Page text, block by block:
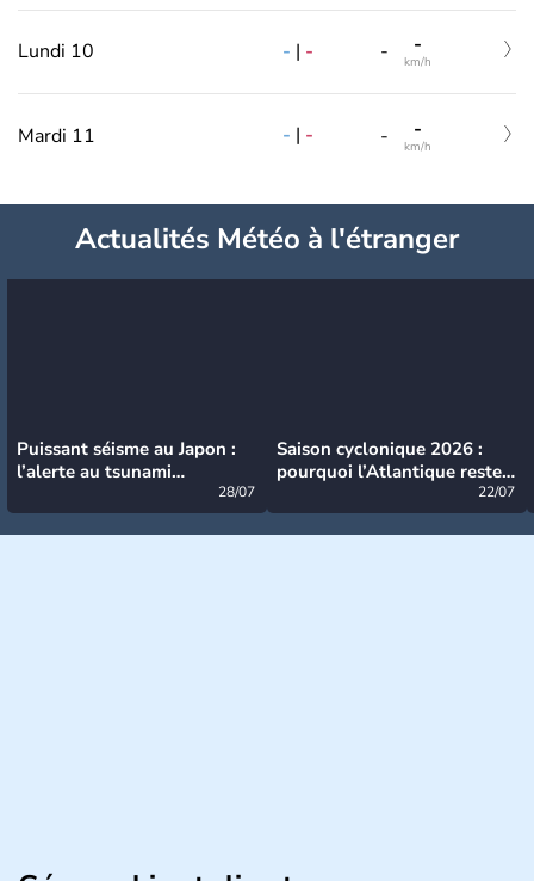
Lundi 10 - | - - -
km/h
Mardi 11 - | - - -
km/h
Actualités Météo à l'étranger
Puissant séisme au Japon :
l’alerte au tsunami
28/07
Saison cyclonique 2026 :
pourquoi l’Atlantique reste
22/07